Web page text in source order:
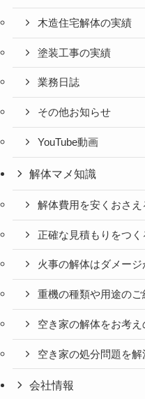
木造住宅解体の実績
塗装工事の実績
業務日誌
その他お知らせ
YouTube動画
解体マメ知識
解体費用を安くおさえ
正確な見積もりをつ
火事の解体はダメージ
重機の種類や用途のご
空き家の解体をお考え
空き家の処分問題を解
会社情報